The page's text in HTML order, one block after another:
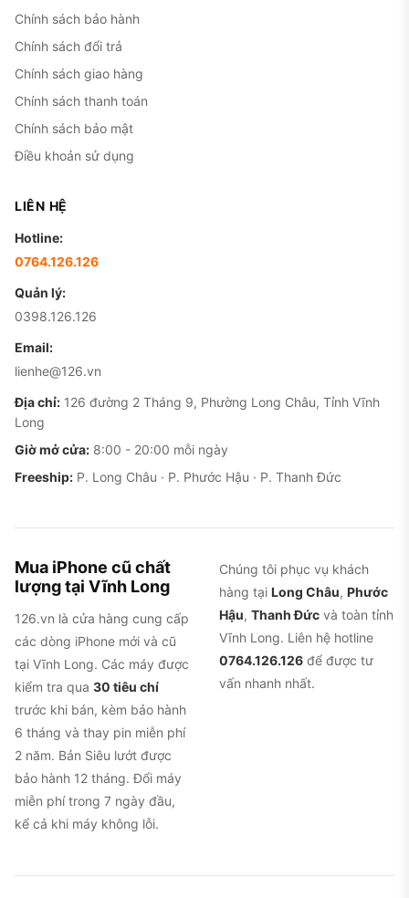
Chính sách bảo hành
Chính sách đổi trả
Chính sách giao hàng
Chính sách thanh toán
Chính sách bảo mật
Điều khoản sử dụng
LIÊN HỆ
Hotline:
0764.126.126
Quản lý:
0398.126.126
Email:
lienhe@126.vn
Địa chỉ: 126 đường 2 Tháng 9, Phường Long Châu, Tỉnh Vĩnh
Long
Giờ mở cửa: 8:00 - 20:00 mỗi ngày
Freeship: P. Long Châu · P. Phước Hậu · P. Thanh Đức
Mua iPhone cũ chất
lượng tại Vĩnh Long
126.vn là cửa hàng cung cấp
các dòng iPhone mới và cũ
tại Vĩnh Long. Các máy được
kiểm tra qua 30 tiêu chí
trước khi bán, kèm bảo hành
6 tháng và thay pin miễn phí
2 năm. Bản Siêu lướt được
bảo hành 12 tháng. Đổi máy
miễn phí trong 7 ngày đầu,
kể cả khi máy không lỗi.
Chúng tôi phục vụ khách
hàng tại Long Châu, Phước
Hậu, Thanh Đức và toàn tỉnh
Vĩnh Long. Liên hệ hotline
0764.126.126 để được tư
vấn nhanh nhất.